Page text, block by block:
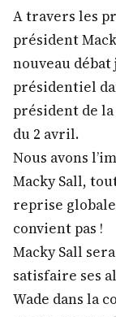
A travers les
président
nouveau
présidentiel
président de
du 2 avril.
Nous avons
Macky Sall,
reprise
convient pas !
Macky Sall
satisfaire ses
Wade dans la